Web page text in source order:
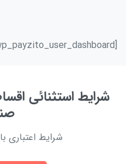
[wp_payzito_user_dashboard]
شرایط استثنائی
شرایط